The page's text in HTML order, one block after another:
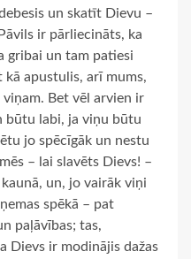
un skatīt Dievu –
ir pārliecināts, ka
gribai un tam patiesi
apustulis, arī mums,
Bet vēl arvien ir
būtu labi, ja viņu būtu
jo spēcīgāk un nestu
– lai slavēts Dievs! –
un, jo vairāk viņi
spēkā – pat
paļāvības; tas,
Dievs ir modinājis dažas